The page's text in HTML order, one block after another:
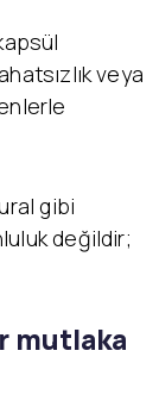
veya
gibi
değildir;
mutlaka